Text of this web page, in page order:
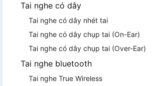
Tai nghe có dây
Tai nghe có dây nhét tai
Tai nghe có dây chụp tai (On-Ear)
Tai nghe có dây chụp tai (Over-Ear)
Tai nghe bluetooth
Tai nghe True Wireless